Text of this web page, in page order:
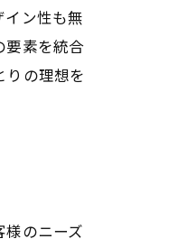
ン性も無
要素を統合
りの理想を
のニーズ